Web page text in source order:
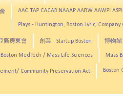
AAC TAP CACAB NAAAP AARW AAWPI
Plays - Huntington, Boston Lyric, Company
裔房東會 創業 - Startup Boston 博物館
MedTech / Mass Life Sciences Mass
Community Preservation Act Boston